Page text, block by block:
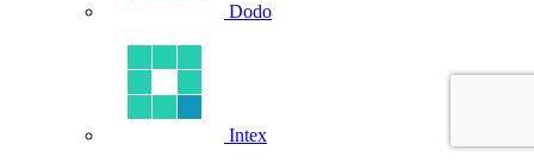
Dodo
Intex